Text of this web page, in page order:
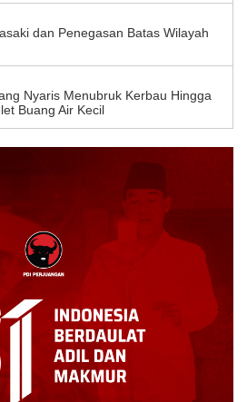
dan Penegasan Batas Wilayah
Nyaris Menubruk Kerbau Hingga
Buang Air Kecil